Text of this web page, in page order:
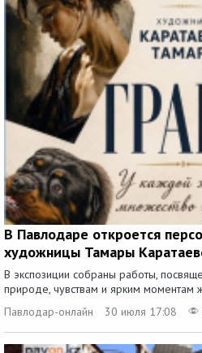
В Павлодаре откроется
художницы Тамары
В экспозиции собраны работы,
природе, чувствам и ярким моментам
Павлодар-онлайн
30 июля 17:08